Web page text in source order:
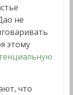
не
этому
что